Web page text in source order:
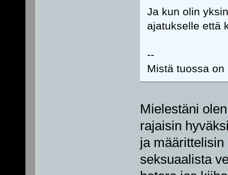
Ja kun olin
ajatukselle että
--
Mistä tuossa
Mielestäni
rajaisin
ja
seksuaalista